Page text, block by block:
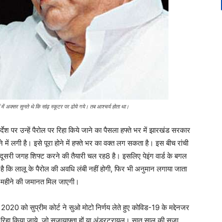
में अक्सर सुनते थे कि सांढ़ स्कूटर पर ढोये गये। तब आश्चर्य होता था।
पर उन्हें पैरोल पर रिहा किये जाने का पैसला हफ्ते भर में झारखंड सरकार
लगी है। इसे पूरा होने में हफ्ते भर का वक्त लग सकता है। इस बीच रांची
जगह शिफ्ट करने की तैयारी चल रह8 है। इसलिए पेइंग वार्ड के बगल
लालू के पैरोल की अवधि लंबी नहीं होगी, फिर भी अनुमान लगाया जाता
की जमानत मिल जाएगी।
को सुप्रीम कोर्ट ने सुओ मोटो निर्णय लेते हुए कोविड-19 के मद्देनजर